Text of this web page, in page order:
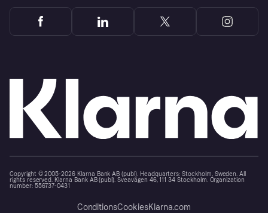
Copyright © 2005-2026 Klarna Bank AB (publ). Headquarters: Stockholm, Sweden. All
rights reserved. Klarna Bank AB (publ). Sveavägen 46, 111 34 Stockholm. Organization
number: 556737-0431
ConditionsCookiesKlarna.com